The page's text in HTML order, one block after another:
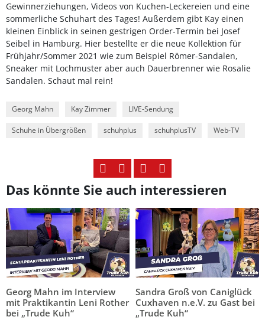
Gewinnerziehungen, Videos von Kuchen-Leckereien und eine
sommerliche Schuhart des Tages! Außerdem gibt Kay einen
kleinen Einblick in seinen gestrigen Order-Termin bei Josef
Seibel in Hamburg. Hier bestellte er die neue Kollektion für
Frühjahr/Sommer 2021 wie zum Beispiel Römer-Sandalen,
Sneaker mit Lochmuster aber auch Dauerbrenner wie Rosalie
Sandalen. Schaut mal rein!
Georg Mahn Kay Zimmer LIVE-Sendung
Schuhe in Übergrößen schuhplus schuhplusTV Web-TV
Das könnte Sie auch interessieren
Georg Mahn im Interview
mit Praktikantin Leni Rother
bei „Trude Kuh“
Sandra Groß von Caniglück
Cuxhaven n.e.V. zu Gast bei
„Trude Kuh“